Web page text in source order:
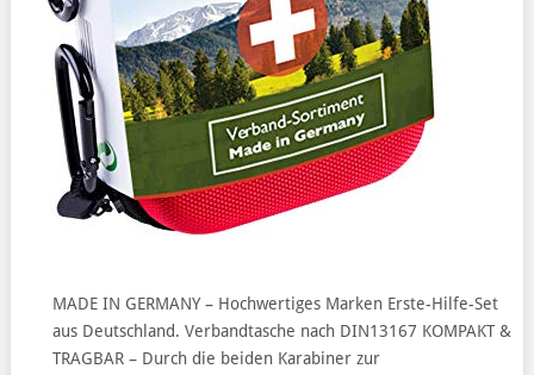
MADE IN GERMANY – Hochwertiges Marken Erste-Hilfe-Set
aus Deutschland. Verbandtasche nach DIN13167 KOMPAKT &
TRAGBAR – Durch die beiden Karabiner zur